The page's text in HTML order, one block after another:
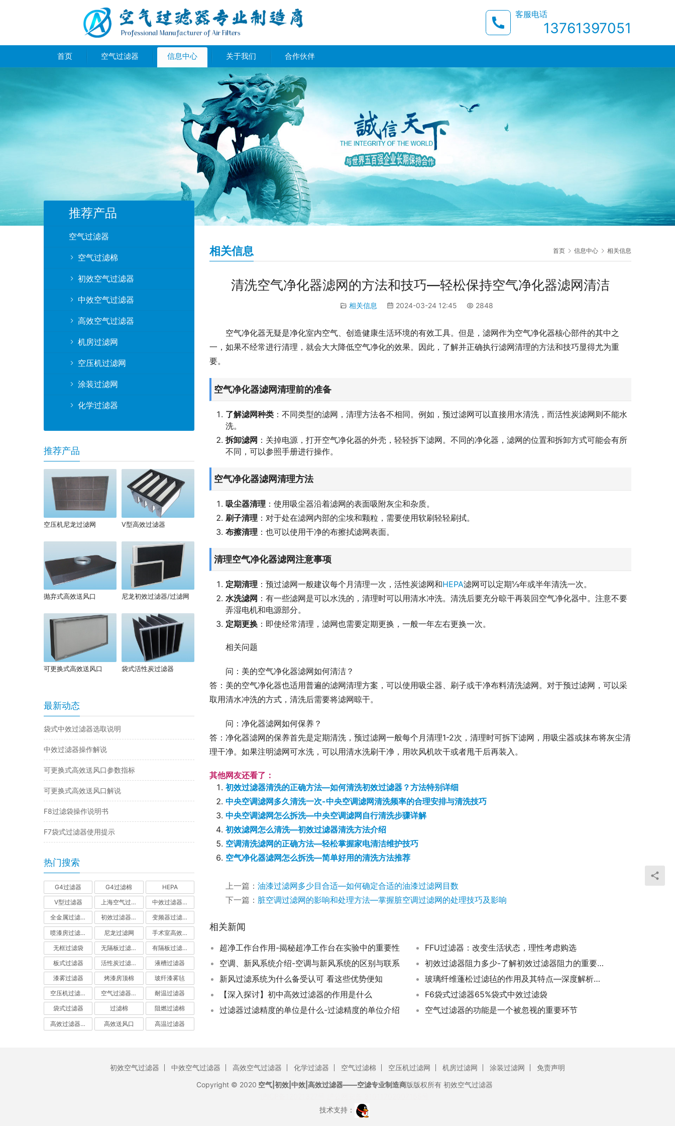
客服电话
13761397051
首页 空气过滤器 信息中心 关于我们 合作伙伴
首页 信息中心 相关信息
相关信息
清洗空气净化器滤网的方法和技巧—轻松保持空气净化器滤网清洁
相关信息 2024-03-24 12:45 2848
空气净化器无疑是净化室内空气、创造健康生活环境的有效工具。但是，滤网作为空气净化器核心部件的其中之
一，如果不经常进行清理，就会大大降低空气净化的效果。因此，了解并正确执行滤网清理的方法和技巧显得尤为重
要。
空气净化器滤网清理前的准备
了解滤网种类 ：不同类型的滤网，清理方法各不相同。例如，预过滤网可以直接用水清洗，而活性炭滤网则不能水
洗。
拆卸滤网 ：关掉电源，打开空气净化器的外壳，轻轻拆下滤网。不同的净化器，滤网的位置和拆卸方式可能会有所
不同，可以参照手册进行操作。
空气净化器滤网清理方法
吸尘器清理 ：使用吸尘器沿着滤网的表面吸附灰尘和杂质。
刷子清理 ：对于处在滤网内部的尘埃和颗粒，需要使用软刷轻轻刷拭。
布擦清理 ：也可以使用干净的布擦拭滤网表面。
清理空气净化器滤网注意事项
定期清理 ：预过滤网一般建议每个月清理一次，活性炭滤网和HEPA滤网可以定期⅓年或半年清洗一次。
水洗滤网 ：有一些滤网是可以水洗的，清理时可以用清水冲洗。清洗后要充分晾干再装回空气净化器中。注意不要
弄湿电机和电源部分。
定期更换 ：即使经常清理，滤网也需要定期更换，一般一年左右更换一次。
相关问题
问：美的空气净化器滤网如何清洁？
答：美的空气净化器也适用普遍的滤网清理方案，可以使用吸尘器、刷子或干净布料清洗滤网。对于预过滤网，可以采
取用清水冲洗的方式，清洗后需要将滤网晾干。
问：净化器滤网如何保养？
答：净化器滤网的保养首先是定期清洗，预过滤网一般每个月清理1-2次，清理时可拆下滤网，用吸尘器或抹布将灰尘清
理干净。如果注明滤网可水洗，可以用清水洗刷干净，用吹风机吹干或者甩干后再装入。
其他网友还看了：
初效过滤器清洗的正确方法—如何清洗初效过滤器？方法特别详细
中央空调滤网多久清洗一次-中央空调滤网清洗频率的合理安排与清洗技巧
中央空调滤网怎么拆洗—中央空调滤网自行清洗步骤详解
初效滤网怎么清洗—初效过滤器清洗方法介绍
空调清洗滤网的正确方法—轻松掌握家电清洁维护技巧
空气净化器滤网怎么拆洗—简单好用的清洗方法推荐
上一篇： 油漆过滤网多少目合适—如何确定合适的油漆过滤网目数
下一篇： 脏空调过滤网的影响和处理方法—掌握脏空调过滤网的处理技巧及影响
相关新闻
超净工作台作用-揭秘超净工作台在实验中的重要性
FFU过滤器：改变生活状态，理性考虑购选
空调、新风系统介绍-空调与新风系统的区别与联系
初效过滤器阻力多少-了解初效过滤器阻力的重要性及其数值范围
新风过滤系统为什么备受认可 看这些优势便知
玻璃纤维蓬松过滤毡的作用及其特点—深度解析工业过滤材料的应用价值
【深入探讨】初中高效过滤器的作用是什么
F6袋式过滤器65%袋式中效过滤袋
过滤器过滤精度的单位是什么-过滤精度的单位介绍
空气过滤器的功能是一个被忽视的重要环节
推荐产品
空气过滤器
空气过滤棉
初效空气过滤器
中效空气过滤器
高效空气过滤器
机房过滤网
空压机过滤网
涂装过滤网
化学过滤器
推荐产品
空压机尼龙过滤网 V型高效过滤器
抛弃式高效送风口 尼龙初效过滤器/过滤网
可更换式高效送风口 袋式活性炭过滤器
最新动态
袋式中效过滤器选取说明
中效过滤器操作解说
可更换式高效送风口参数指标
可更换式高效送风口解说
F8过滤袋操作说明书
F7袋式过滤器使用提示
热门搜索
G4过滤器 G4过滤棉 HEPA
V型过滤器 上海空气过滤器 中效过滤器-中效空气过滤器
全金属过滤器 初效过滤器-初效空气过滤器 变频器过滤器
喷漆房过滤棉 尼龙过滤网 手术室高效过滤器
无框过滤袋 无隔板过滤器 有隔板过滤器
板式过滤器 活性炭过滤器-活性炭空气过滤器 液槽过滤器
漆雾过滤器 烤漆房顶棉 玻纤漆雾毡
空压机过滤网 空气过滤器厂家 耐温过滤器
袋式过滤器 过滤棉 阻燃过滤棉
高效过滤器-高效空气过滤器 高效送风口 高温过滤器
初效空气过滤器 中效空气过滤器 高效空气过滤器 化学过滤器 空气过滤棉 空压机过滤网 机房过滤网 涂装过滤网
免责声明
Copyright © 2020 空气|初效|中效|高效过滤器——空滤专业制造商版版权所有 初效空气过滤器
技术支持：